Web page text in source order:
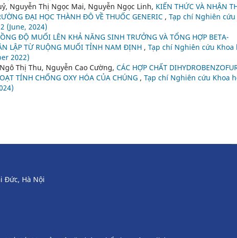
Nguyễn Thị Ngọc Mai, Nguyễn Ngọc Linh, KIẾN THỨC VÀ NHẬN
ĐẠI HỌC THÀNH ĐÔ VỀ THUỐC GENERIC , Tạp chí Nghiên cứu
(June, 2024)
ĐỘ MUỐI LÊN KHẢ NĂNG SINH TRƯỞNG VÀ TỔNG HỢP BETA-
LẬP TỪ RUỘNG MUỐI TỈNH NAM ĐỊNH , Tạp chí Nghiên cứu Khoa
2022)
Thị Thu, Nguyễn Cao Cường, CÁC HỢP CHẤT
TÍNH CHỐNG OXY HÓA CỦA CHÚNG , Tạp chí Nghiên cứu Khoa
Đức, Hà Nội